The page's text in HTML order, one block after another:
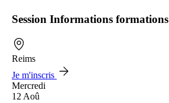
Session Informations formations
Reims
Je m'inscris
Mercredi
12 Aoû